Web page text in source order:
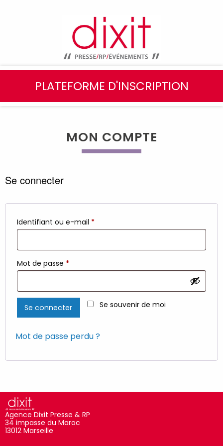
PLATEFORME D'INSCRIPTION
MON COMPTE
Se connecter
Identifiant ou e-mail *
Mot de passe *
Se souvenir de moi
Se connecter
Mot de passe perdu ?
Agence Dixit Presse & RP
34 impasse du Maroc
13012 Marseille